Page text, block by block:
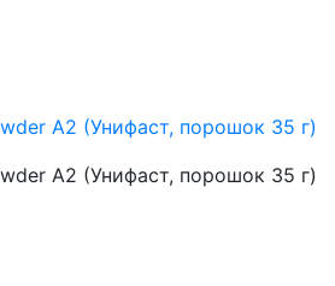
A2 (Унифаст, порошок 35 г)
A2 (Унифаст, порошок 35 г)